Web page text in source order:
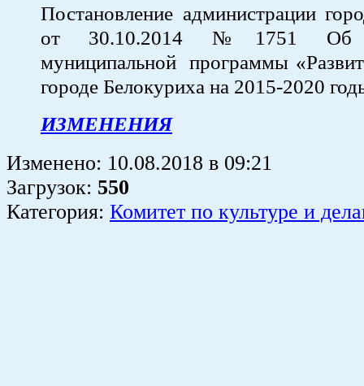
Постановление администрации
от 30.10.2014 №1751 Об
муниципальной программы
городе Белокуриха на 2015-2020
ИЗМЕНЕНИЯ
Изменено: 10.08.2018 в 09:21
Загрузок: 550
Категория: Комитет по культуре и